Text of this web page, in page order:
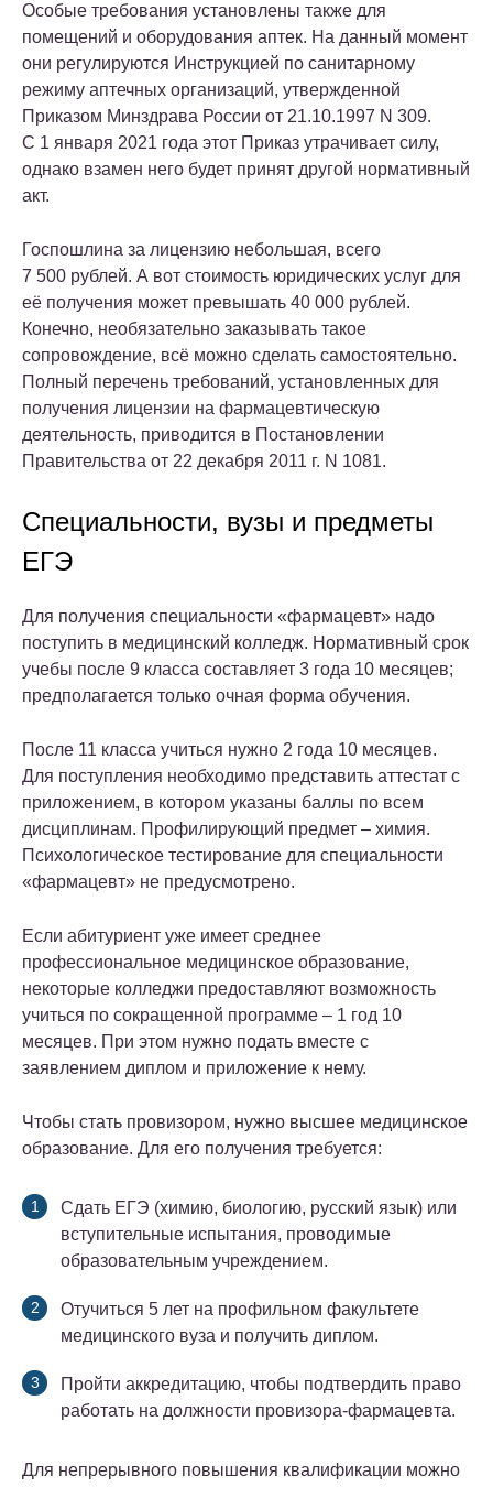
Особые требования установлены также для
помещений и оборудования аптек. На данный момент
они регулируются Инструкцией по санитарному
режиму аптечных организаций, утвержденной
Приказом Минздрава России от 21.10.1997 N 309.
С 1 января 2021 года этот Приказ утрачивает силу,
однако взамен него будет принят другой нормативный
акт.
Госпошлина за лицензию небольшая, всего
7 500 рублей. А вот стоимость юридических услуг для
её получения может превышать 40 000 рублей.
Конечно, необязательно заказывать такое
сопровождение, всё можно сделать самостоятельно.
Полный перечень требований, установленных для
получения лицензии на фармацевтическую
деятельность, приводится в Постановлении
Правительства от 22 декабря 2011 г. N 1081.
Специальности, вузы и предметы
ЕГЭ
Для получения специальности «фармацевт» надо
поступить в медицинский колледж. Нормативный срок
учебы после 9 класса составляет 3 года 10 месяцев;
предполагается только очная форма обучения.
После 11 класса учиться нужно 2 года 10 месяцев.
Для поступления необходимо представить аттестат с
приложением, в котором указаны баллы по всем
дисциплинам. Профилирующий предмет – химия.
Психологическое тестирование для специальности
«фармацевт» не предусмотрено.
Если абитуриент уже имеет среднее
профессиональное медицинское образование,
некоторые колледжи предоставляют возможность
учиться по сокращенной программе – 1 год 10
месяцев. При этом нужно подать вместе с
заявлением диплом и приложение к нему.
Чтобы стать провизором, нужно высшее медицинское
образование. Для его получения требуется:
Сдать ЕГЭ (химию, биологию, русский язык) или
вступительные испытания, проводимые
образовательным учреждением.
Отучиться 5 лет на профильном факультете
медицинского вуза и получить диплом.
Пройти аккредитацию, чтобы подтвердить право
работать на должности провизора-фармацевта.
Для непрерывного повышения квалификации можно